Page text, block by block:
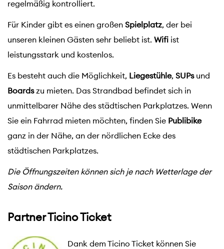
regelmäßig kontrolliert.
Für Kinder gibt es einen großen Spielplatz, der bei
unseren kleinen Gästen sehr beliebt ist. Wifi ist
leistungsstark und kostenlos.
Es besteht auch die Möglichkeit, Liegestühle, SUPsund
Boardszu mieten. Das Strandbad befindet sich in
unmittelbarer Nähe des städtischen Parkplatzes. Wenn
Sie ein Fahrrad mieten möchten, finden Sie Publibike
ganz in der Nähe, an der nördlichen Ecke des
städtischen Parkplatzes.
Die Öffnungszeiten können sich je nach Wetterlage der
Saison ändern.
Partner Ticino Ticket
Dank dem Ticino Ticket können Sie